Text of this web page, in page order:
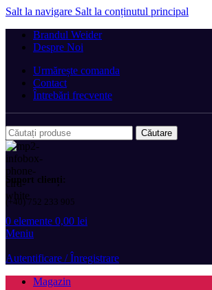
Salt la navigare Salt la conținutul principal
Brandul Weider
Despre Noi
Urmărește comanda
Contact
Întrebări frecvente
Căutare
Suport clienți:
(+40) 752 233 905
0 elemente 0,00 lei
Meniu
Autentificare / Înregistrare
Magazin